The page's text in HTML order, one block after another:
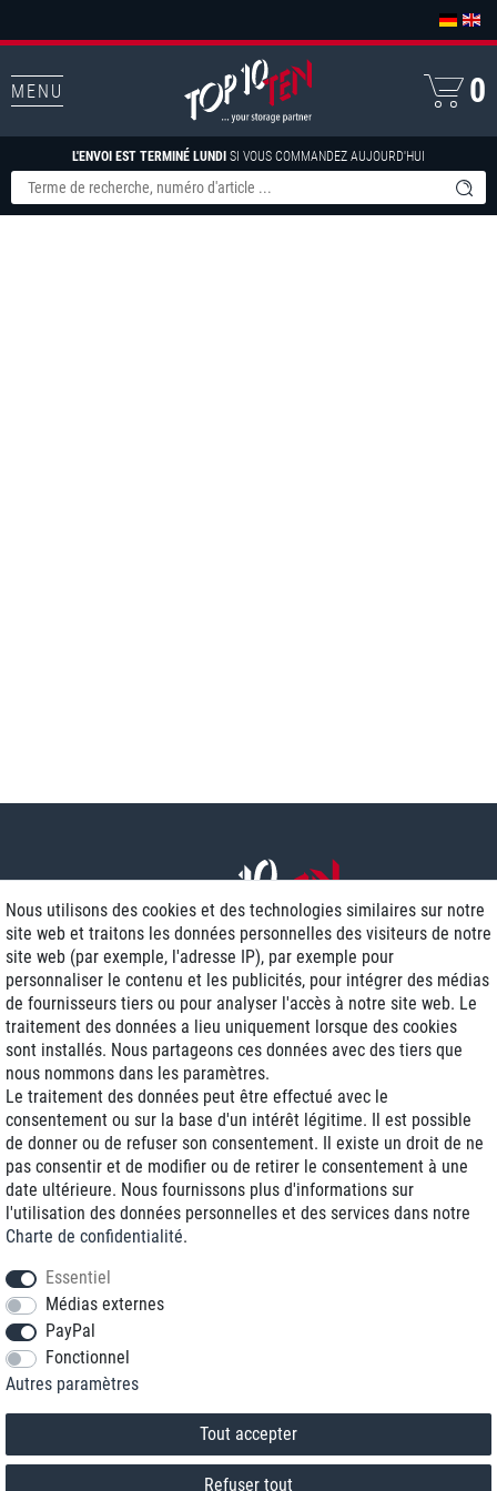
MENU
L'ENVOI EST TERMINÉ LUNDI SI VOUS COMMANDEZ AUJOURD'HUI
0
Livraison J+1
Frais d'expédition réduits
Reconditionnée avec garantie
+33 1 70 99 07 94 *
* Vous pouvez nous joindre aux tarifs locaux du lundi au vendredi de 9h à 18h.
Nous utilisons des cookies et des technologies similaires sur notre
site web et traitons les données personnelles des visiteurs de notre
site web (par exemple, l'adresse IP), par exemple pour
personnaliser le contenu et les publicités, pour intégrer des médias
de fournisseurs tiers ou pour analyser l'accès à notre site web. Le
traitement des données a lieu uniquement lorsque des cookies
sont installés. Nous partageons ces données avec des tiers que
nous nommons dans les paramètres.
Le traitement des données peut être effectué avec le
consentement ou sur la base d'un intérêt légitime. Il est possible
de donner ou de refuser son consentement. Il existe un droit de ne
pas consentir et de modifier ou de retirer le consentement à une
date ultérieure. Nous fournissons plus d'informations sur
l'utilisation des données personnelles et des services dans notre
Charte de confidentialité.
Essentiel
Médias externes
PayPal
Fonctionnel
Autres paramètres
Tout accepter
Refuser tout